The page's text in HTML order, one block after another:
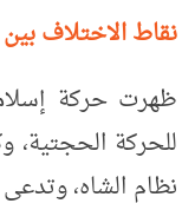
نقاط الاختلاف
ظهرت حركة
للحركة الحجتية،
نظام الشاه،